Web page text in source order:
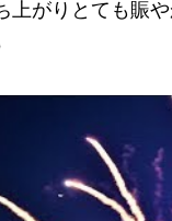
上がりとても賑